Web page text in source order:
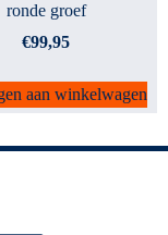
ronde groef
€99,95
aan winkelwagen